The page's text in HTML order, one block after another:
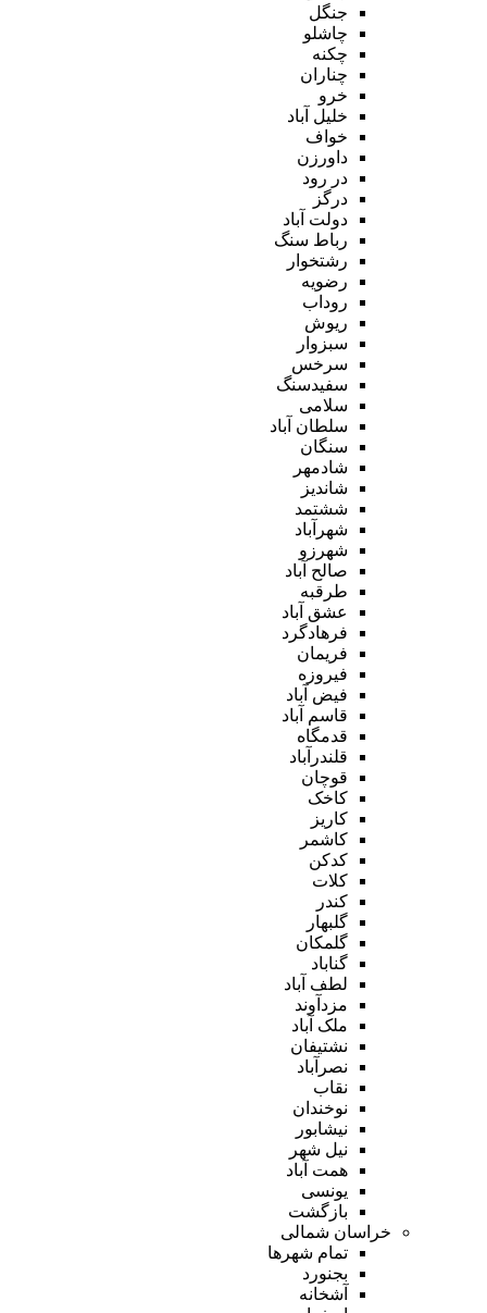
جنگل
چاشلو
چکنه
چناران
خرو
خلیل آباد
خواف
داورزن
در رود
درگز
دولت آباد
رباط سنگ
رشتخوار
رضویه
روداب
ریوش
سبزوار
سرخس
سفیدسنگ
سلامی
سلطان آباد
سنگان
شادمهر
شاندیز
ششتمد
شهرآباد
شهرزو
صالح آباد
طرقبه
عشق آباد
فرهادگرد
فریمان
فیروزه
فیض آباد
قاسم آباد
قدمگاه
قلندرآباد
قوچان
کاخک
کاریز
کاشمر
کدکن
کلات
کندر
گلبهار
گلمکان
گناباد
لطف آباد
مزدآوند
ملک آباد
نشتیفان
نصرآباد
نقاب
نوخندان
نیشابور
نیل شهر
همت آباد
یونسی
بازگشت
خراسان شمالی
تمام شهر‌ها
بجنورد
آشخانه